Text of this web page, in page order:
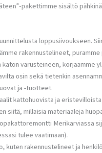
pakettimme sisältö
loppusiivoukseen.
rakennustelineet, puramme
katon varusteineen, korjaamme
osin sekä tietenkin
ja -tuotteet.
kattohuovista ja
siitä, millaisia materiaaleja
Merikarviassa
tulee vaatimaan).
kuten rakennustelineet ja